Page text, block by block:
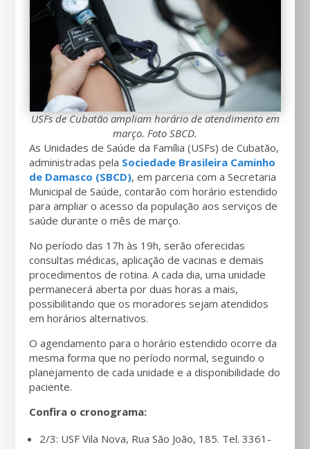
USFs de Cubatão ampliam horário de atendimento em
março. Foto SBCD.
As Unidades de Saúde da Família (USFs) de Cubatão,
administradas pela Sociedade Brasileira Caminho
de Damasco (SBCD), em parceria com a Secretaria
Municipal de Saúde, contarão com horário estendido
para ampliar o acesso da população aos serviços de
saúde durante o mês de março.
No período das 17h às 19h, serão oferecidas
consultas médicas, aplicação de vacinas e demais
procedimentos de rotina. A cada dia, uma unidade
permanecerá aberta por duas horas a mais,
possibilitando que os moradores sejam atendidos
em horários alternativos.
O agendamento para o horário estendido ocorre da
mesma forma que no período normal, seguindo o
planejamento de cada unidade e a disponibilidade do
paciente.
Confira o cronograma:
2/3: USF Vila Nova, Rua São João, 185. Tel. 3361-